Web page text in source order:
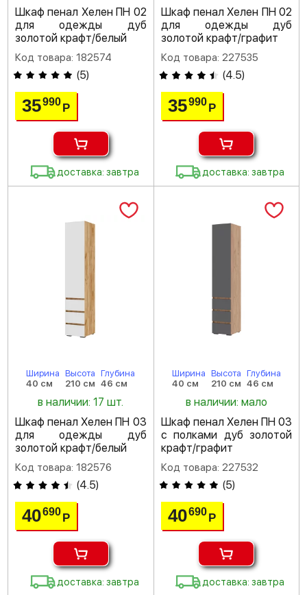
Шкаф пенал Хелен ПН 02
для одежды дуб
золотой крафт/белый
Код товара: 182574
(5)
35990Р
доставка: завтра
Шкаф пенал Хелен ПН 02
для одежды дуб
золотой крафт/графит
Код товара: 227535
(4.5)
35990 Р
доставка: завтра
Ширина
40 см
Высота
210 см
Глубина
46 см
в наличии: 17 шт.
Шкаф пенал Хелен ПН 03
для одежды дуб
золотой крафт/белый
Код товара: 182576
(4.5)
40690Р
доставка: завтра
Ширина
40 см
Высота
210 см
Глубина
46 см
в наличии: мало
Шкаф пенал Хелен ПН 03
с полками дуб золотой
крафт/графит
Код товара: 227532
(5)
40690 Р
доставка: завтра